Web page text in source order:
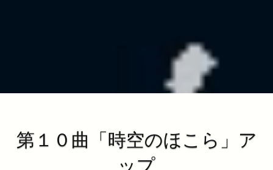
第１０曲「時空のほこら」ア
ップ